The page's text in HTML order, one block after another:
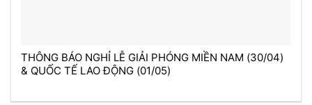
THÔNG BÁO NGHỈ LỄ GIẢI PHÓNG MIỀN NAM (30/04)
& QUỐC TẾ LAO ĐỘNG (01/05)